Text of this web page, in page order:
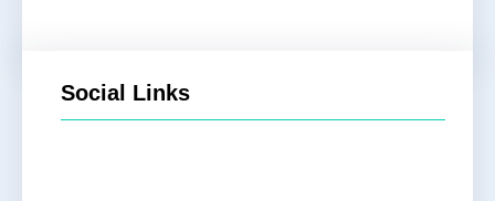
Social Links